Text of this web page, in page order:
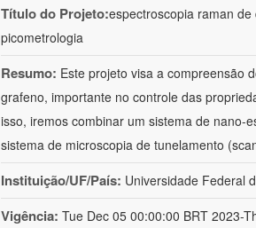
Título do Projeto:espectroscopia raman
picometrologia
Resumo: Este projeto visa a compreensão
grafeno, importante no controle das
isso, iremos combinar um sistema de nano-
sistema de microscopia de tunelamento
Instituição/UF/País: Universidade Federal
Vigência: Tue Dec 05 00:00:00 BRT 2023-